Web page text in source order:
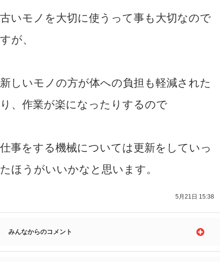
古いモノを大切に使うって事も大切なので
すが、
新しいモノの方が体への負担も軽減された
り、作業が楽になったりするので
仕事をする機械については更新をしていっ
たほうがいいかなと思います。
5月21日 15:38
みんなからのコメント